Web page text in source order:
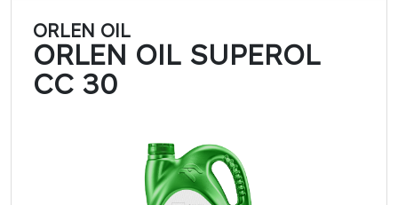
ORLEN OIL
ORLEN OIL SUPEROL
CC 30